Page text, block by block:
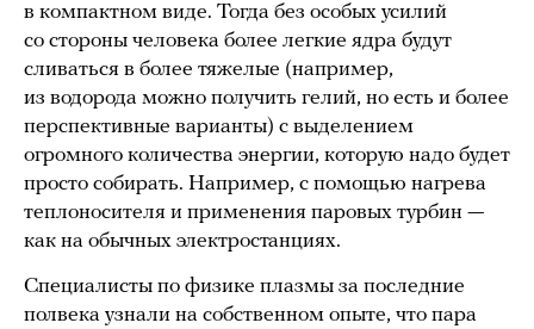
в компактном виде. Тогда без особых усилий
со стороны человека более легкие ядра будут
сливаться в более тяжелые (например,
из водорода можно получить гелий, но есть и более
перспективные варианты) с выделением
огромного количества энергии, которую надо будет
просто собирать. Например, с помощью нагрева
теплоносителя и применения паровых турбин —
как на обычных электростанциях.
Специалисты по физике плазмы за последние
полвека узнали на собственном опыте, что пара